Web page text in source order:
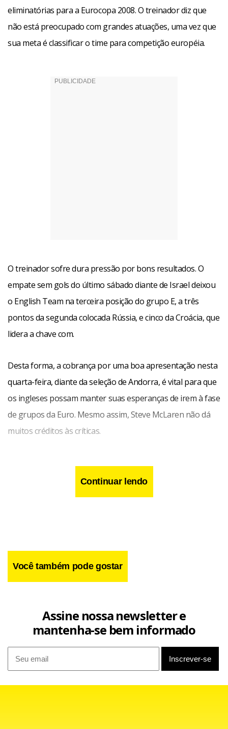
eliminatórias para a Eurocopa 2008. O treinador diz que
não está preocupado com grandes atuações, uma vez que
sua meta é classificar o time para competição européia.
O treinador sofre dura pressão por bons resultados. O
empate sem gols do último sábado diante de Israel deixou
o English Team na terceira posição do grupo E, a três
pontos da segunda colocada Rússia, e cinco da Croácia, que
lidera a chave com.
Desta forma, a cobrança por uma boa apresentação nesta
quarta-feira, diante da seleção de Andorra, é vital para que
os ingleses possam manter suas esperanças de irem à fase
de grupos da Euro. Mesmo assim, Steve McLaren não dá
muitos créditos às críticas.
“Não discutirei minha situação. O que vale ser comentado é
o fato de termos que fazer nosso trabalho e vencer a
Continuar lendo
Você também pode gostar
Assine nossa newsletter e
mantenha-se bem informado